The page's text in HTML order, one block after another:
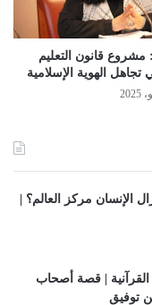
مشروع قانون التعليم
تجاهل الهوية الإسلامية
الإنسان مركز العالم؟ |
| قصة أصحاب
توفيق